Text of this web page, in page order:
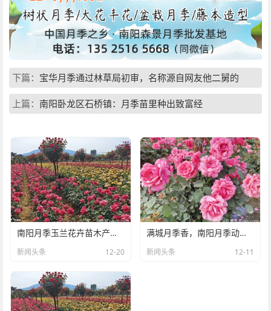
下篇： 宝华月季通过林草局初审，名称源自网友他二舅的
上篇： 南阳卧龙区石桥镇：月季苗里种出致富经
南阳月季玉兰花卉苗木产业发展状况调查
新闻头条 12-20
满城月季香，南阳月季动了花心思
新闻头条 12-11